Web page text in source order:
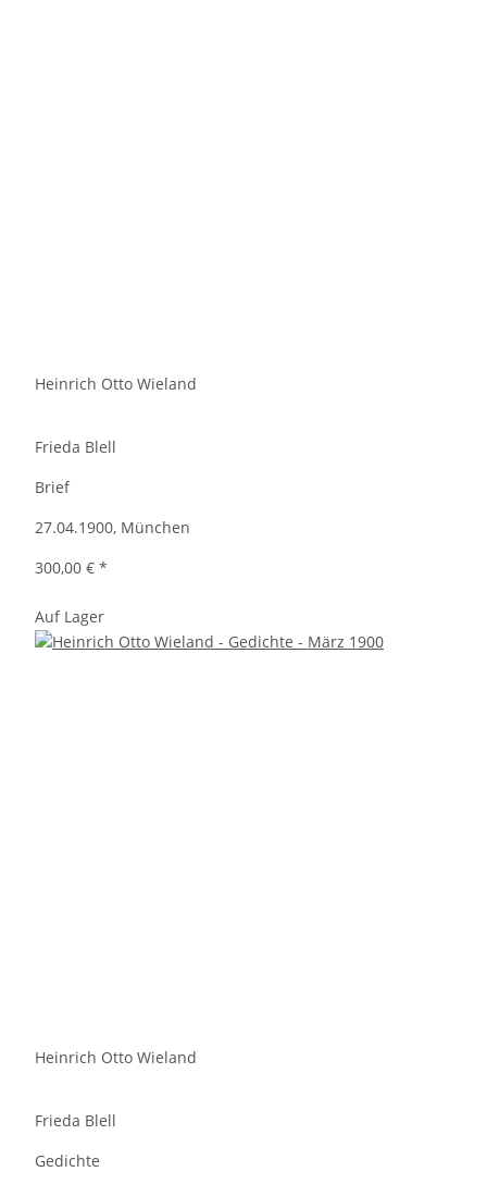
Heinrich Otto Wieland
Frieda Blell
Brief
27.04.1900, München
300,00 € *
Auf Lager
Heinrich Otto Wieland
Frieda Blell
Gedichte